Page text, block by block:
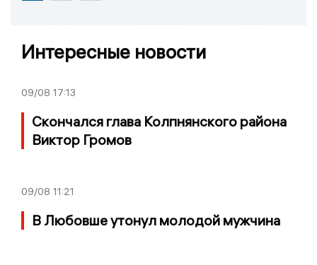
Интересные новости
09/08 17:13
Скончался глава Колпнянского района
Виктор Громов
09/08 11:21
В Любовше утонул молодой мужчина